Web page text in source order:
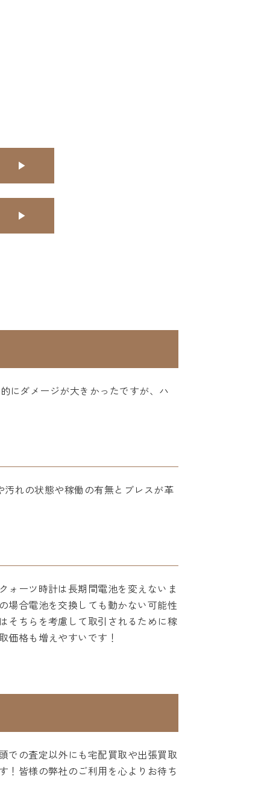
にダメージが大きかったですが、ハ
汚れの状態や稼働の有無とブレスが革
ォーツ時計は長期間電池を変えないま
場合電池を交換しても動かない可能性
そちらを考慮して取引されるために稼
格も増えやすいです！
での査定以外にも宅配買取や出張買取
！皆様の弊社のご利用を心よりお待ち